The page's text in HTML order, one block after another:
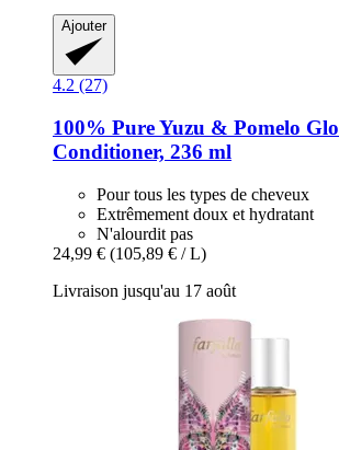
Ajouter
4.2 (27)
100% PureYuzu & Pomelo
Conditioner, 236 ml
Pour tous les types de cheveux
Extrêmement doux et hydratant
N'alourdit pas
24,99 € (105,89 € / L)
Livraison jusqu'au 17 août